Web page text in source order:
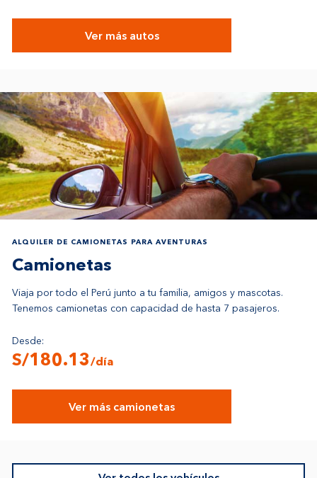
Ver más autos
ALQUILER DE CAMIONETAS PARA AVENTURAS
Camionetas
Viaja por todo el Perú junto a tu familia, amigos y mascotas.
Tenemos camionetas con capacidad de hasta 7 pasajeros.
Desde:
S/180.13/día
Ver más camionetas